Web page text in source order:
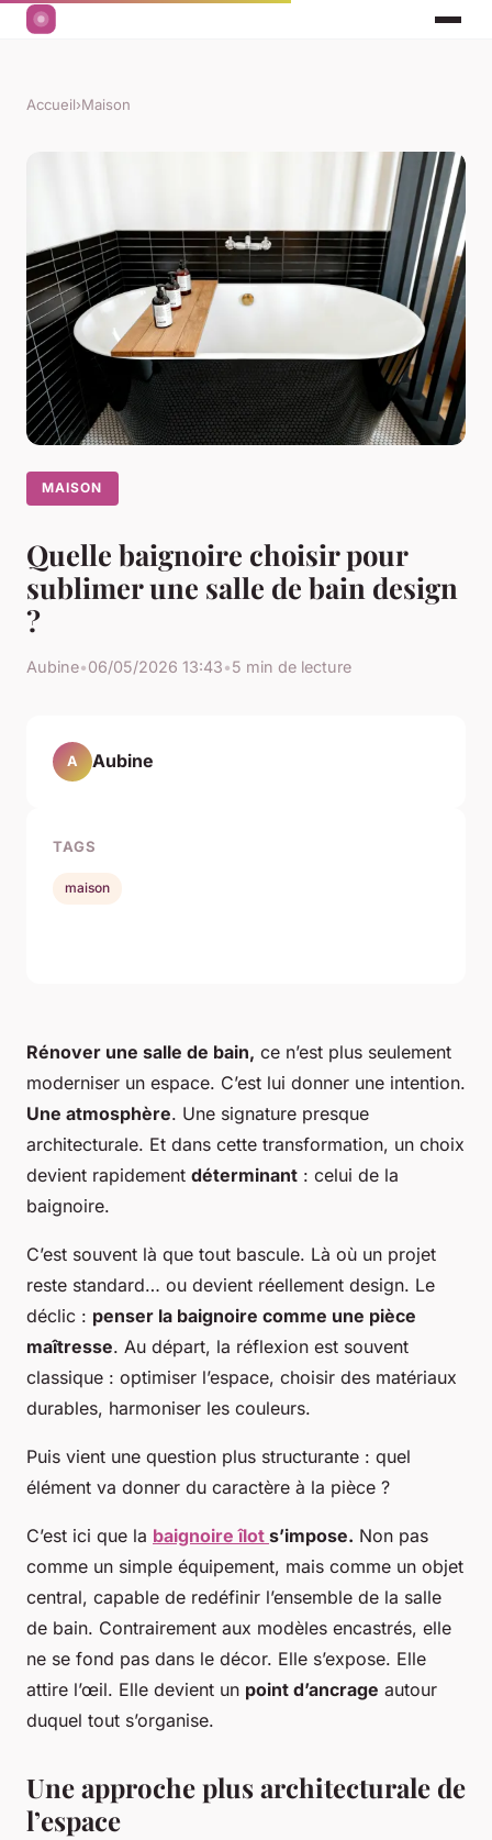
Accueil›Maison
MAISON
Quelle baignoire choisir pour
sublimer une salle de bain design
?
Aubine•06/05/2026 13:43•5 min de lecture
Rénover une salle de bain, ce n’est plus seulement
moderniser un espace. C’est lui donner une intention.
Une atmosphère. Une signature presque
architecturale. Et dans cette transformation, un choix
devient rapidement déterminant : celui de la
baignoire.
C’est souvent là que tout bascule. Là où un projet
reste standard… ou devient réellement design. Le
déclic : penser la baignoire comme une pièce
maîtresse. Au départ, la réflexion est souvent
classique : optimiser l’espace, choisir des matériaux
durables, harmoniser les couleurs.
Puis vient une question plus structurante : quel
élément va donner du caractère à la pièce ?
C’est ici que la baignoire îlot s’impose. Non pas
comme un simple équipement, mais comme un objet
central, capable de redéfinir l’ensemble de la salle
de bain. Contrairement aux modèles encastrés, elle
ne se fond pas dans le décor. Elle s’expose. Elle
attire l’œil. Elle devient un point d’ancrage autour
duquel tout s’organise.
Une approche plus architecturale de
l’espace
A Aubine
TAGS
maison